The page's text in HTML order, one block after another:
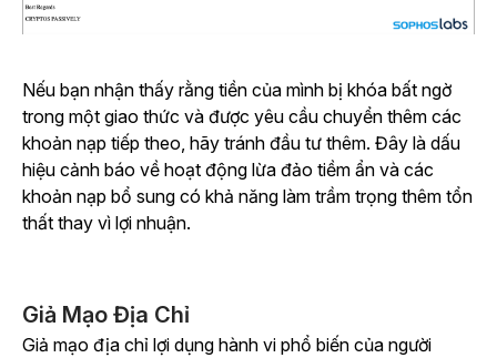
Nếu bạn nhận thấy rằng tiền của mình bị khóa bất ngờ
trong một giao thức và được yêu cầu chuyển thêm các
khoản nạp tiếp theo, hãy tránh đầu tư thêm. Đây là dấu
hiệu cảnh báo về hoạt động lừa đảo tiềm ẩn và các
khoản nạp bổ sung có khả năng làm trầm trọng thêm tổn
thất thay vì lợi nhuận.
Giả Mạo Địa Chỉ
Giả mạo địa chỉ lợi dụng hành vi phổ biến của người